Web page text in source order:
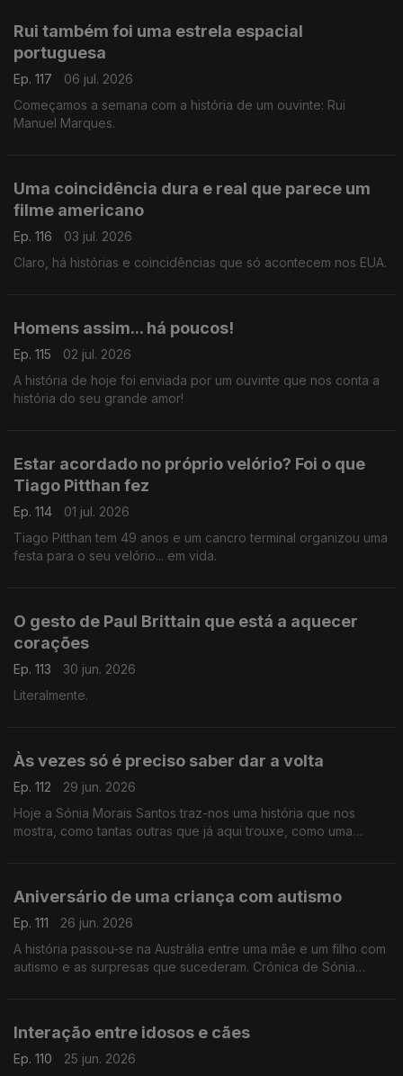
Rui também foi uma estrela espacial
portuguesa
Ep. 117
06 jul. 2026
Começamos a semana com a história de um ouvinte: Rui
Manuel Marques.
Uma coincidência dura e real que parece um
filme americano
Ep. 116
03 jul. 2026
Claro, há histórias e coincidências que só acontecem nos EUA.
Homens assim... há poucos!
Ep. 115
02 jul. 2026
A história de hoje foi enviada por um ouvinte que nos conta a
história do seu grande amor!
Estar acordado no próprio velório? Foi o que
Tiago Pitthan fez
Ep. 114
01 jul. 2026
Tiago Pitthan tem 49 anos e um cancro terminal organizou uma
festa para o seu velório... em vida.
O gesto de Paul Brittain que está a aquecer
corações
Ep. 113
30 jun. 2026
Literalmente.
Às vezes só é preciso saber dar a volta
Ep. 112
29 jun. 2026
Hoje a Sónia Morais Santos traz-nos uma história que nos
mostra, como tantas outras que já aqui trouxe, como uma
Aniversário de uma criança com autismo
Ep. 111
26 jun. 2026
A história passou-se na Austrália entre uma mãe e um filho com
autismo e as surpresas que sucederam. Crónica de Sónia
Interação entre idosos e cães
Ep. 110
25 jun. 2026